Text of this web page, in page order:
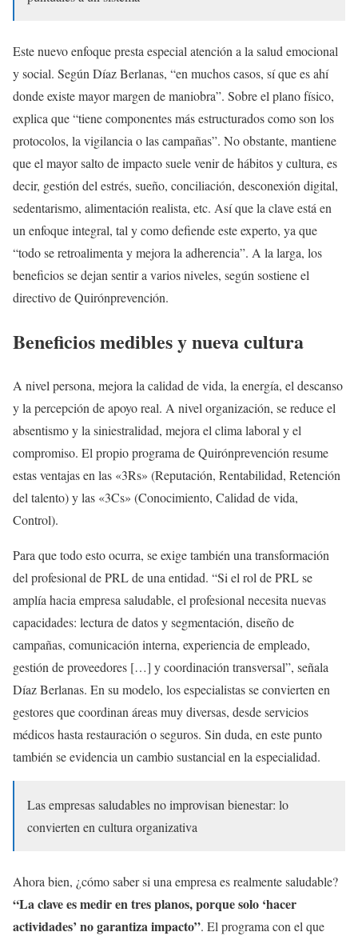
Este nuevo enfoque presta especial atención a la salud emocional
y social. Según Díaz Berlanas, “en muchos casos, sí que es ahí
donde existe mayor margen de maniobra”. Sobre el plano físico,
explica que “tiene componentes más estructurados como son los
protocolos, la vigilancia o las campañas”. No obstante, mantiene
que el mayor salto de impacto suele venir de hábitos y cultura, es
decir, gestión del estrés, sueño, conciliación, desconexión digital,
sedentarismo, alimentación realista, etc. Así que la clave está en
un enfoque integral, tal y como defiende este experto, ya que
“todo se retroalimenta y mejora la adherencia”. A la larga, los
beneficios se dejan sentir a varios niveles, según sostiene el
directivo de Quirónprevención.
Beneficios medibles y nueva cultura
A nivel persona, mejora la calidad de vida, la energía, el descanso
y la percepción de apoyo real. A nivel organización, se reduce el
absentismo y la siniestralidad, mejora el clima laboral y el
compromiso. El propio programa de Quirónprevención resume
estas ventajas en las «3Rs» (Reputación, Rentabilidad, Retención
del talento) y las «3Cs» (Conocimiento, Calidad de vida,
Control).
Para que todo esto ocurra, se exige también una transformación
del profesional de PRL de una entidad. “Si el rol de PRL se
amplía hacia empresa saludable, el profesional necesita nuevas
capacidades: lectura de datos y segmentación, diseño de
campañas, comunicación interna, experiencia de empleado,
gestión de proveedores […] y coordinación transversal”, señala
Díaz Berlanas. En su modelo, los especialistas se convierten en
gestores que coordinan áreas muy diversas, desde servicios
médicos hasta restauración o seguros. Sin duda, en este punto
también se evidencia un cambio sustancial en la especialidad.
Las empresas saludables no improvisan bienestar: lo
convierten en cultura organizativa
Ahora bien, ¿cómo saber si una empresa es realmente saludable?
“La clave es medir en tres planos, porque solo ‘hacer
actividades’ no garantiza impacto”. El programa con el que